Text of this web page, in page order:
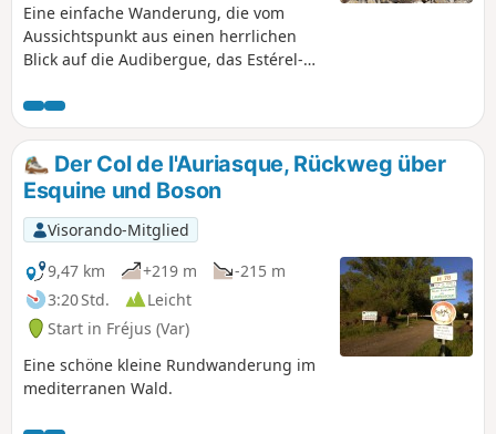
Eine einfache Wanderung, die vom
Aussichtspunkt aus einen herrlichen
Blick auf die Audibergue, das Estérel-
Maures, den Coudon ... bietet.
Der Col de l'Auriasque, Rückweg über
Esquine und Boson
Visorando-Mitglied
9,47 km
+219 m
-215 m
3:20 Std.
Leicht
Start in Fréjus (Var)
Eine schöne kleine Rundwanderung im
mediterranen Wald.